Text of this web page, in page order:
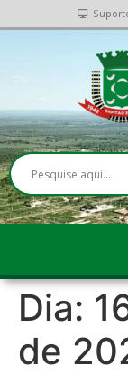
Dia:
de